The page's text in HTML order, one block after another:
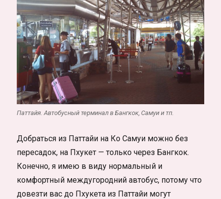
Паттайя. Автобусный терминал в Бангкок, Самуи и тп.
Добраться из Паттайи на Ко Самуи можно без
пересадок, на Пхукет — только через Бангкок.
Конечно, я имею в виду нормальный и
комфортный междугородний автобус, потому что
довезти вас до Пхукета из Паттайи могут